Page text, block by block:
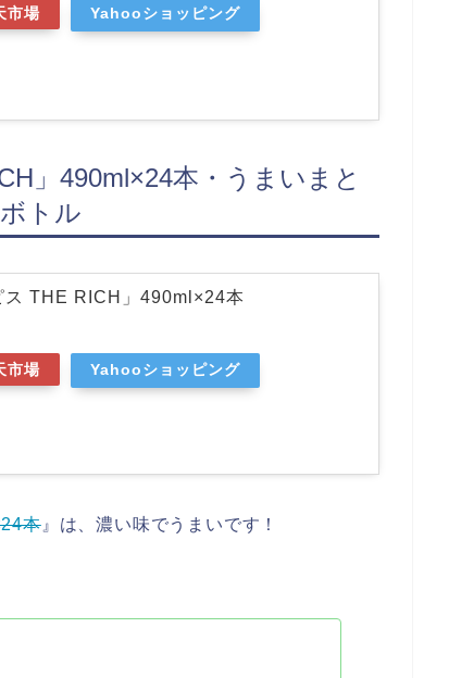
市場 Yahooショッピング
」490ml×24本・うまいまと
トル
ス THE RICH」490ml×24本
市場 Yahooショッピング
本』は、濃い味でうまいです！